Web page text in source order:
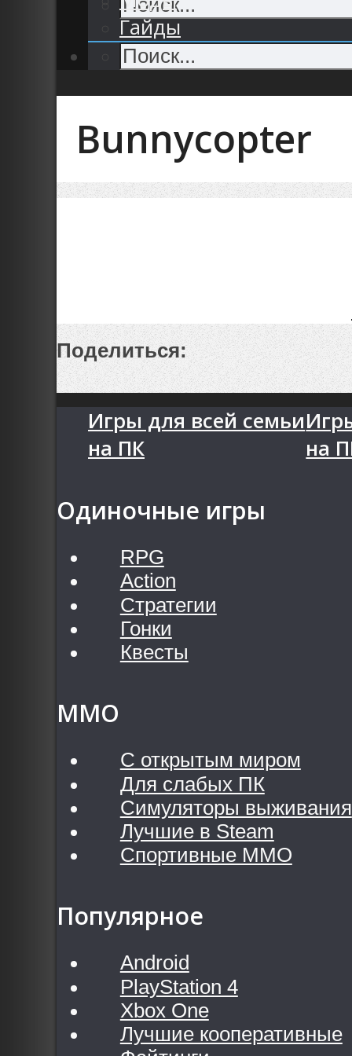
Гайды
Bunnycopter
Поделиться:
Игры для всей семьи
на ПК
на
Одиночные игры
RPG
Action
Стратегии
Гонки
Квесты
MMO
С открытым миром
Для слабых ПК
Симуляторы выживания
Лучшие в Steam
Спортивные MMO
Популярное
Android
PlayStation 4
Xbox One
Лучшие кооперативные